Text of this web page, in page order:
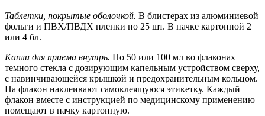
Таблетки, покрытые оболочкой. В блистерах из алюминиевой
фольги и ПВХ/ПВДХ пленки по 25 шт. В пачке картонной 2
или 4 бл.
Капли для приема внутрь. По 50 или 100 мл во флаконах
темного стекла с дозирующим капельным устройством сверху,
с навинчивающейся крышкой и предохранительным кольцом.
На флакон наклеивают самоклеящуюся этикетку. Каждый
флакон вместе с инструкцией по медицинскому применению
помещают в пачку картонную.